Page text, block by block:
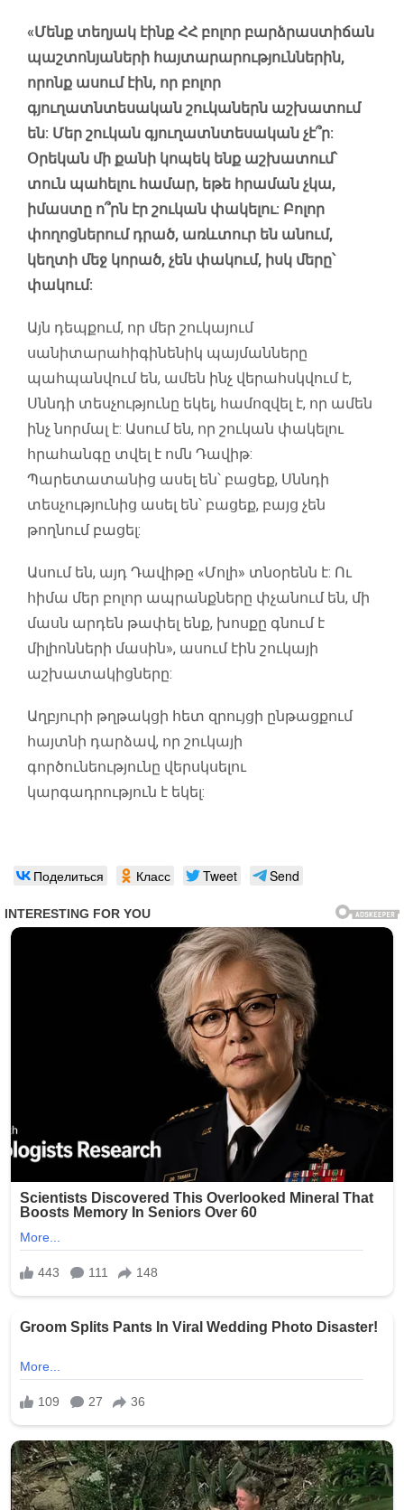
«Մենք տեղյակ էինք ՀՀ բոլոր բարձրաստիճան
պաշտոնյաների հայտարարություններին,
որոնք ասում էին, որ բոլոր
գյուղատնտեսական շուկաներն աշխատում
են: Մեր շուկան գյուղատնտեսական չէ՞ր:
Օրեկան մի քանի կոպեկ ենք աշխատում՝
տուն պահելու համար, եթե հրաման չկա,
իմաստը ո՞րն էր շուկան փակելու: Բոլոր
փողոցներում դրած, առևտուր են անում,
կեղտի մեջ կորած, չեն փակում, իսկ մերը՝
փակում:
Այն դեպքում, որ մեր շուկայում
սանիտարահիգինենիկ պայմանները
պահպանվում են, ամեն ինչ վերահսկվում է,
Սննդի տեսչությունը եկել, համոզվել է, որ ամեն
ինչ նորմալ է: Ասում են, որ շուկան փակելու
հրահանգը տվել է ոմն Դավիթ:
Պարետատանից ասել են՝ բացեք, Սննդի
տեսչությունից ասել են՝ բացեք, բայց չեն
թողնում բացել:
Ասում են, այդ Դավիթը «Մոլի» տնօրենն է: Ու
հիմա մեր բոլոր ապրանքները փչանում են, մի
մասն արդեն թափել ենք, խոսքը գնում է
միլիոնների մասին», ասում էին շուկայի
աշխատակիցները:
Աղբյուրի թղթակցի հետ զրույցի ընթացքում
հայտնի դարձավ, որ շուկայի
գործունեությունը վերսկսելու
կարգադրություն է եկել:
Поделиться Класс Tweet Send